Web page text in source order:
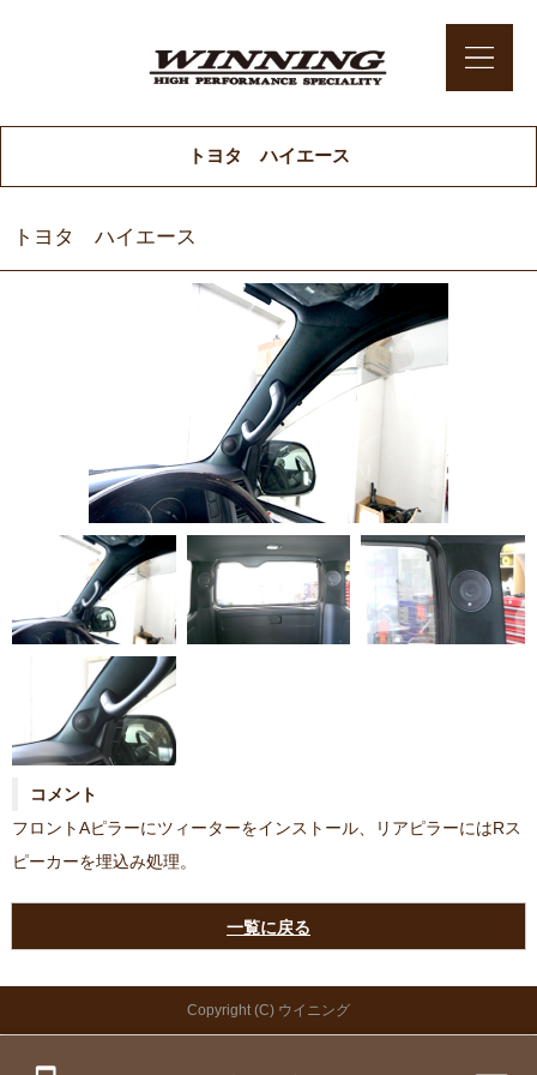
トヨタ ハイエース
トヨタ ハイエース
コメント
フロントAピラーにツィーターをインストール、リアピラーにはRス
ピーカーを埋込み処理。
一覧に戻る
Copyright (C) ウイニング